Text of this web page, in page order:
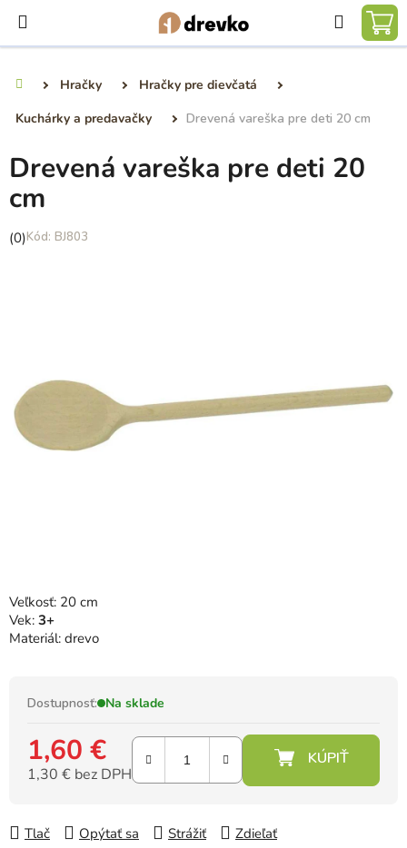
obsah
Hľadať
Hračky
Hračky pre dievčatá
Kuchárky a predavačky
Drevená vareška pre deti 20 cm
Veľkosť: 20 cm
Vek: 3+
Materiál: drevo
Dostupnosť: Na sklade
1,60 €
1,30 € bez DPH
Tlač
Opýtať sa Strážiť Zdieľať
Drevená vareška pre deti 20
cm
Priemerné
(0) BJ803